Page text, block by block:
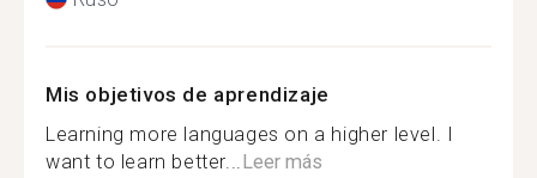
Mis objetivos de aprendizaje
Learning more languages on a higher level. I
want to learn better... Leer más